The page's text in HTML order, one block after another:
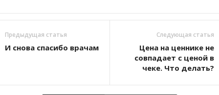
Предыдущая статья
И снова спасибо врачам
Следующая статья
Цена на ценнике не
совпадает с ценой в
чеке. Что делать?